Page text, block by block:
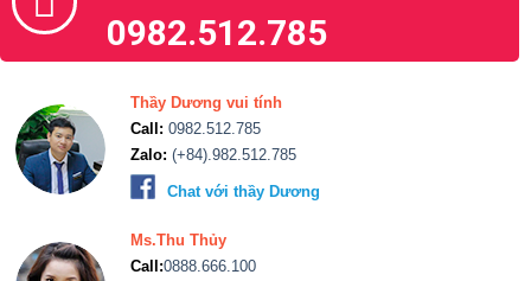
0982.512.785
Thầy Dương vui tính
Call: 0982.512.785
Zalo: (+84).982.512.785
Chat với thầy Dương
Ms.Thu Thủy
Call:0888.666.100